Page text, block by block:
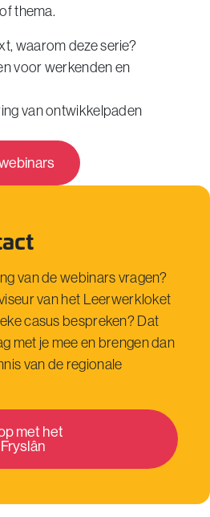
thema.
waarom deze serie?
voor werkenden en
van ontwikkelpaden
van de webinars vragen?
van het Leerwerkloket
casus bespreken? Dat
met je mee en brengen dan
van de regionale
met het